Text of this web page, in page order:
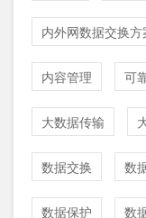
内外网数据交换方
内容管理 可
大数据传输
数据交换 数
数据保护 数